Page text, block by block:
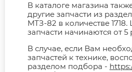
В каталоге магазина
другие запчасти из
МТЗ-82 в количестве
запчасти начинаются от 5
В случае, если Вам
запчастей к технике,
разделом подбора -